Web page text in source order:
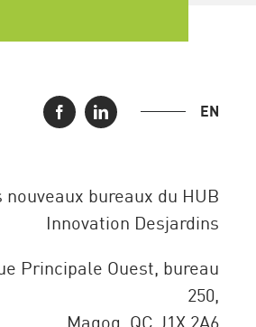
EN
nouveaux bureaux du HUB
Innovation Desjardins
Principale Ouest, bureau
250,
Magog, QC J1X 2A6